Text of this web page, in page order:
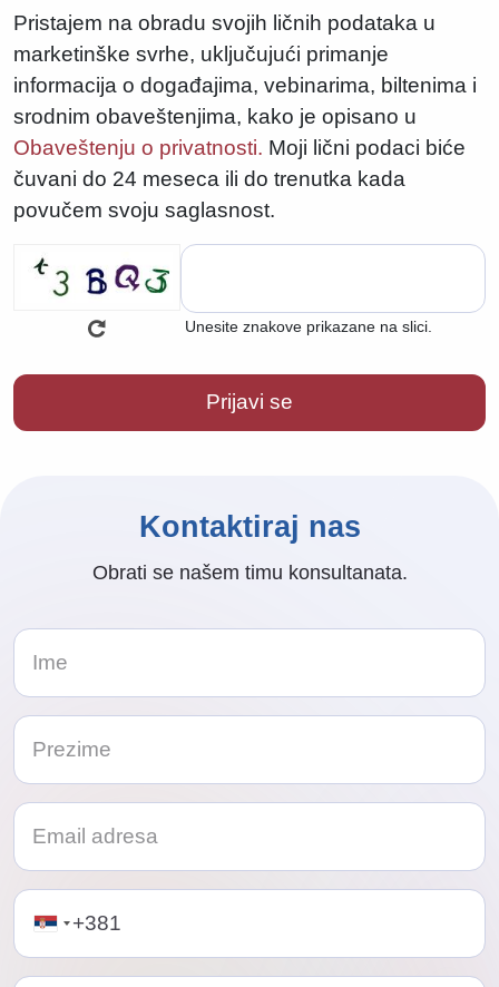
Pristajem na obradu svojih ličnih podataka u
marketinške svrhe, uključujući primanje
informacija o događajima, vebinarima, biltenima i
srodnim obaveštenjima, kako je opisano u
Obaveštenju o privatnosti. Moji lični podaci biće
čuvani do 24 meseca ili do trenutka kada
povučem svoju saglasnost.
Unesite znakove prikazane na slici.
Kontaktiraj nas
Obrati se našem timu konsultanata.
Telephone